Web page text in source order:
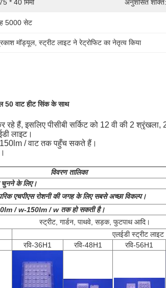
* 40 मिमी अनुशंसित शक्ति:
5000 सेट
मॉड्यूल, स्ट्रीट लाइट ने रेट्रोफिट का नेतृत्व किया
50 वाट हीट सिंक के साथ
हैं, इसलिए पीसीबी सर्किट को 12 वी की 2
लाइट।
150lm / वाट तक पहुँच सकते हैं।
विवरण तालिका
चुनने के लिए।
एचपीएस रोशनी की जगह के लिए सबसे अच्छा विकल्प।
/ w-150lm / w तक हो सकती है।
स्ट्रीट, गार्डन, पाथवे, सड़क, फुटपाथ आदि।
एलईडी स्ट्रीट लाइट
रवि-36H1 रवि-48H1 रवि-56H1